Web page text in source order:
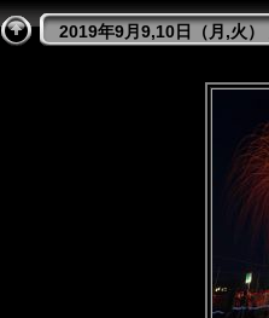
2019年9月9,10日（月,火）